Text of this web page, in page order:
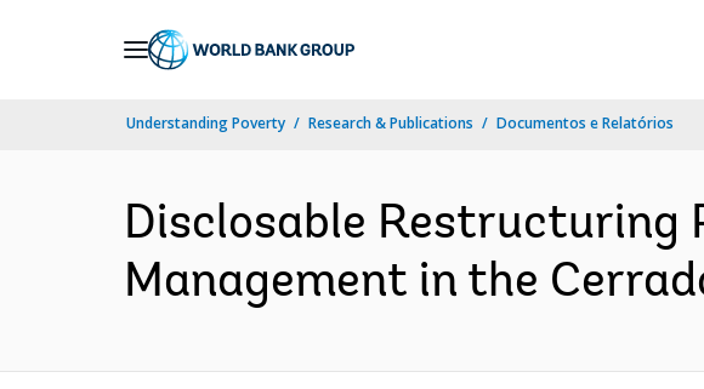
Understanding Poverty Research & Publications Documentos e Relatórios
Disclosable Restructuring
Management in the